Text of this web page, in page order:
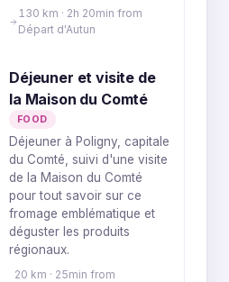
130 km · 2h 20min from
Départ d'Autun
Déjeuner et visite de
la Maison du Comté
FOOD
Déjeuner à Poligny, capitale
du Comté, suivi d'une visite
de la Maison du Comté
pour tout savoir sur ce
fromage emblématique et
déguster les produits
régionaux.
20 km · 25min from